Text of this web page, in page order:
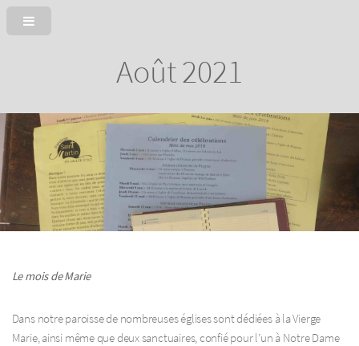
Août 2021
Le mois de Marie
Dans notre paroisse de nombreuses églises sont dédiées à la Vierge
Marie, ainsi même que deux sanctuaires, confié pour l’un à Notre Dame